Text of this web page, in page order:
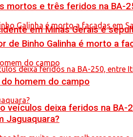
em Minas Gerais é
veículos deixa feridos na
mortos e três feridos na BA-
de Binho Galinha é morto a
homem do campo
Jaguaquara?